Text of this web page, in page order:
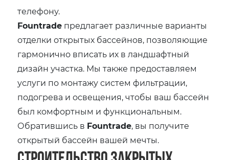
телефону.
Fountrade предлагает различные варианты
отделки открытых бассейнов, позволяющие
гармонично вписать их в ландшафтный
дизайн участка. Мы также предоставляем
услуги по монтажу систем фильтрации,
подогрева и освещения, чтобы ваш бассейн
был комфортным и функциональным.
Обратившись в Fountrade, вы получите
открытый бассейн вашей мечты.